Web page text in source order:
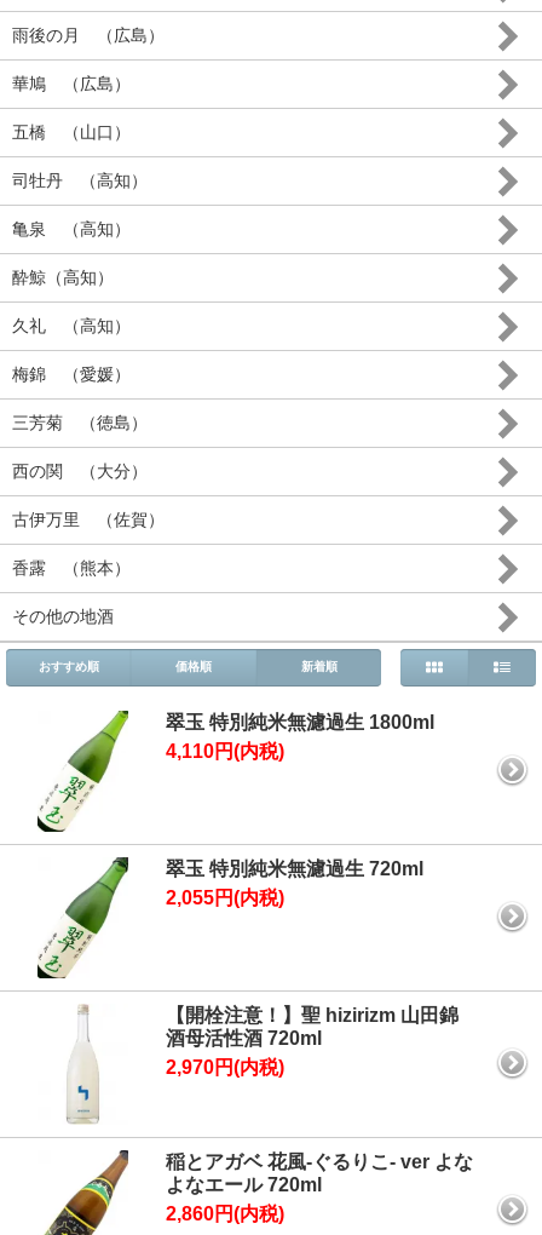
雨後の月 （広島）
華鳩 （広島）
五橋 （山口）
司牡丹 （高知）
亀泉 （高知）
酔鯨（高知）
久礼 （高知）
梅錦 （愛媛）
三芳菊 （徳島）
西の関 （大分）
古伊万里 （佐賀）
香露 （熊本）
その他の地酒
おすすめ順 価格順 新着順
翠玉 特別純米無濾過生 1800ml
4,110円(内税)
翠玉 特別純米無濾過生 720ml
2,055円(内税)
【開栓注意！】聖 hizirizm 山田錦
酒母活性酒 720ml
2,970円(内税)
稲とアガベ 花風-ぐるりこ- ver よな
よなエール 720ml
2,860円(内税)